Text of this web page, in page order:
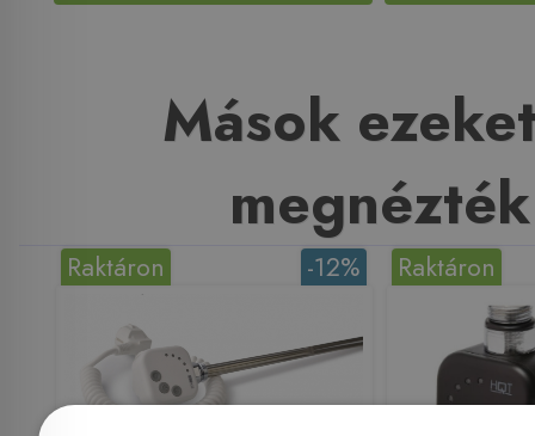
Mások
megnézték
-12%
Raktáron Raktáron